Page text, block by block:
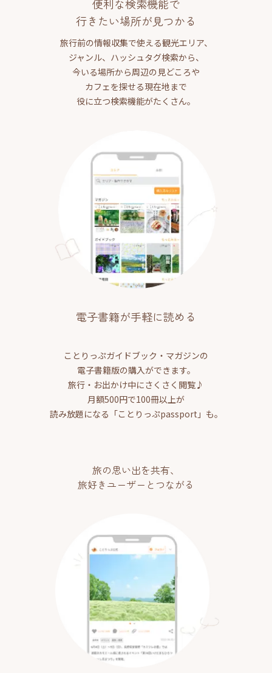
便利な検索機能で
行きたい場所が見つかる
旅行前の情報収集で使える観光エリア、
ジャンル、ハッシュタグ検索から、
今いる場所から周辺の見どころや
カフェを探せる現在地まで
役に立つ検索機能がたくさん。
電子書籍が手軽に読める
ことりっぷガイドブック・マガジンの
電子書籍版の購入ができます。
旅行・お出かけ中にさくさく閲覧♪
月額500円で100冊以上が
読み放題になる「ことりっぷpassport」も。
旅の思い出を共有、
旅好きユーザーとつながる